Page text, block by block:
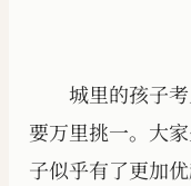
城里的孩子
要万里挑一。大
子似乎有了更加